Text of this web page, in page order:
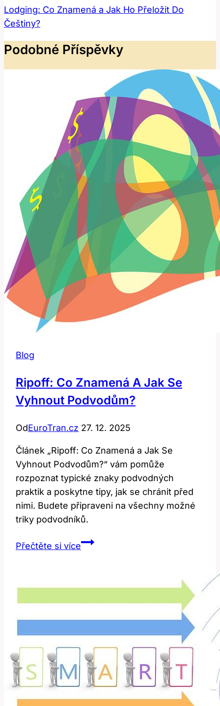
Lodging: Co Znamená a Jak Ho Přeložit Do
Češtiny?
Podobné Příspěvky
Blog
Ripoff: Co Znamená A Jak Se
Vyhnout Podvodům?
OdEuroTran.cz 27. 12. 2025
Článek „Ripoff: Co Znamená a Jak Se
Vyhnout Podvodům?“ vám pomůže
rozpoznat typické znaky podvodných
praktik a poskytne tipy, jak se chránit před
nimi. Budete připraveni na všechny možné
triky podvodníků.
Přečtěte si víceRipoff:
Podvodům?